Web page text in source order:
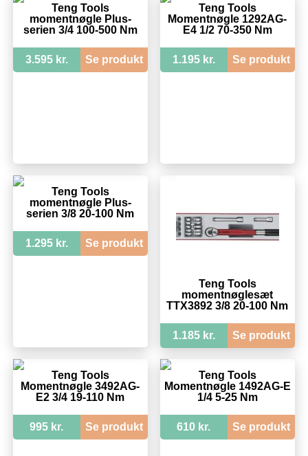
Teng Tools
momentnøgle Plus-
serien 3/4 100-500 Nm
3.595 kr. Se produkt
Teng Tools
Momentnøgle 1292AG-
E4 1/2 70-350 Nm
1.195 kr. Se produkt
Teng Tools
momentnøgle Plus-
serien 3/8 20-100 Nm
1.295 kr. Se produkt
Teng Tools
momentnøglesæt
TTX3892 3/8 20-100 Nm
1.185 kr. Se produkt
Teng Tools
Momentnøgle 3492AG-
E2 3/4 19-110 Nm
995 kr. Se produkt
Teng Tools
Momentnøgle 1492AG-E
1/4 5-25 Nm
610 kr. Se produkt